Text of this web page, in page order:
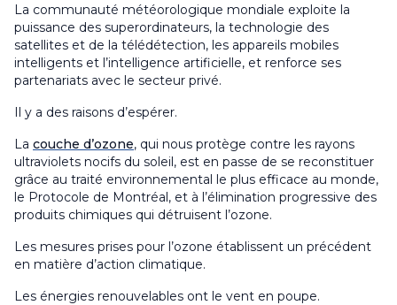
La communauté météorologique mondiale exploite la
puissance des superordinateurs, la technologie des
satellites et de la télédétection, les appareils mobiles
intelligents et l’intelligence artificielle, et renforce ses
partenariats avec le secteur privé.
Il y a des raisons d’espérer.
La couche d’ozone, qui nous protège contre les rayons
ultraviolets nocifs du soleil, est en passe de se reconstituer
grâce au traité environnemental le plus efficace au monde,
le Protocole de Montréal, et à l’élimination progressive des
produits chimiques qui détruisent l’ozone.
Les mesures prises pour l’ozone établissent un précédent
en matière d’action climatique.
Les énergies renouvelables ont le vent en poupe.